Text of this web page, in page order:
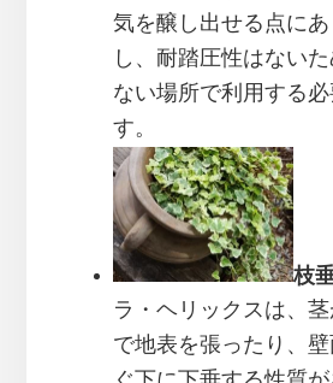
気を醸し出せる点に
し、耐踏圧性はない
ない場所で利用する必
す。
枝
ラ・ヘリックスは、
で地表を張ったり、